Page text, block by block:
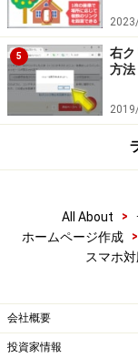
5
右ク
方法
All About >
ホームページ作成
>
スマホ
会社概要
投資家情報